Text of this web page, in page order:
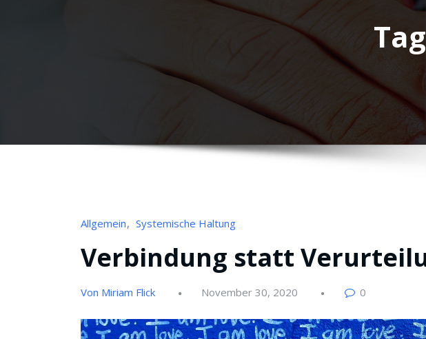
Allgemein Systemische Haltung
Verbindung statt
Von Miriam Flick November 30, 2020 0